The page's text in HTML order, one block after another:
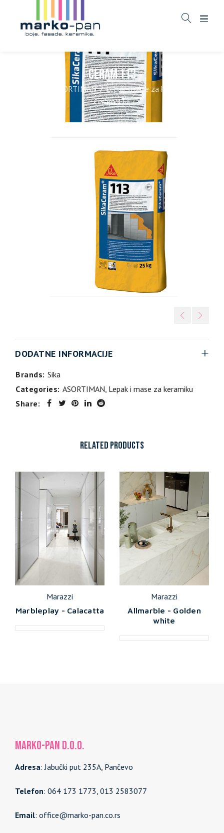
Ceram 113
ASORTIMAN / Lepak i mase za keramiku
Ceram 113
DODATNE INFORMACIJE
Brands: Sika
Categories: ASORTIMAN, Lepak i mase za keramiku
Share:
RELATED PRODUCTS
Marazzi
Marbleplay - Calacatta
Marazzi
Allmarble - Golden
white
MARKO-PAN d.o.o.
Adresa: Jabučki put 235A, Pančevo
Telefon: 064 173 1773, 013 2583077
Email: office@marko-pan.co.rs